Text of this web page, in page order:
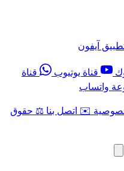
آيفون
قناة يوتيوب
قناة
واتساب
✉️ اتصل بنا ⚖️ حقوق